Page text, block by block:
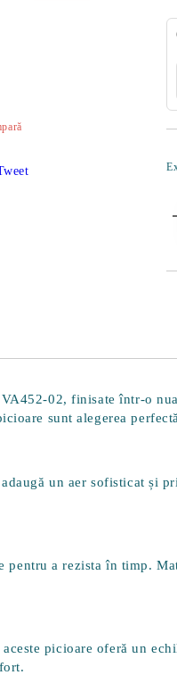
02, finisate într-o
sunt alegerea
un aer sofisticat
pentru a rezista în timp.
aceste picioare oferă un